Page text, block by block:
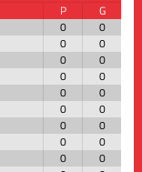
P
G
0
0
0
0
0
0
0
0
0
0
0
0
0
0
0
0
0
0